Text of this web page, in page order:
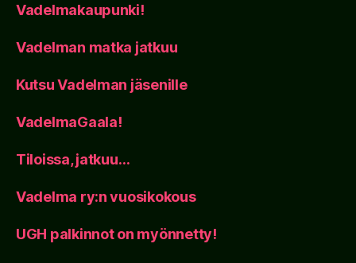
Vadelmakaupunki!
Vadelman matka jatkuu
Kutsu Vadelman jäsenille
VadelmaGaala!
Tiloissa, jatkuu…
Vadelma ry:n vuosikokous
UGH palkinnot on myönnetty!